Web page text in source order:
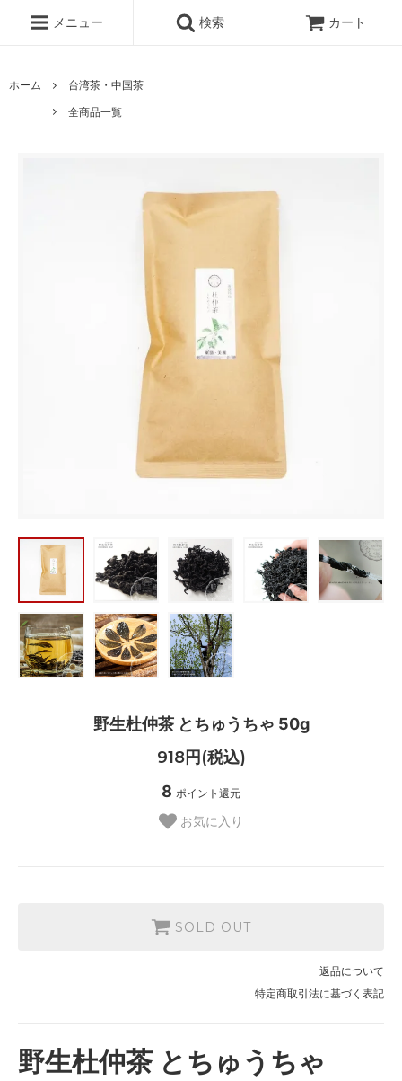
メニュー 検索 カート
ホーム
台湾茶・中国茶
全商品一覧
野生杜仲茶 とちゅうちゃ 50g
918円(税込)
8 ポイント還元
お気に入り
SOLD OUT
返品について
特定商取引法に基づく表記
野生杜仲茶 とちゅうちゃ